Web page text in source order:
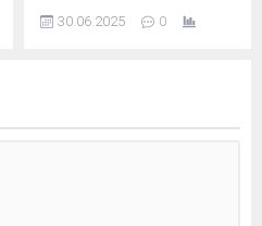
ikincisi olarak elde ettiği
30.06.2025 0